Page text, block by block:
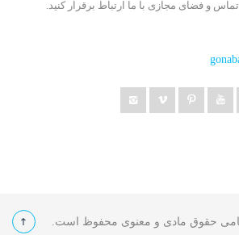
و فضای مجازی با ما ارتباط برقرار کنید.
حقوق مادی و معنوی محفوظ است.